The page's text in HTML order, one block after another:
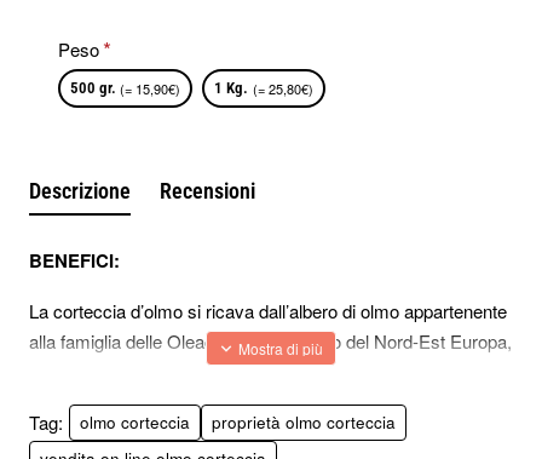
Peso
500 gr. (= 15,90€) 1 Kg. (= 25,80€)
Descrizione Recensioni
BENEFICI:
La corteccia d’olmo si ricava dall’albero di olmo appartenente
alla famiglia delle Oleaceae. É originario del Nord-Est Europa,
nello specifico si diffonde nei boschi nelle zone di Caucaso,
Asia e Nord America.
Olmo corteccia è ricco di proprietà e nutrienti benefici per
Tag: olmo corteccia
proprietà olmo corteccia